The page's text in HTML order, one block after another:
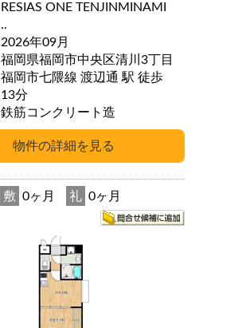
RESIAS ONE TENJINMINAMI
..
2026年09月
福岡県福岡市中央区清川3丁目
福岡市七隈線 渡辺通 駅 徒歩
13分
鉄筋コンクリート造
敷 0ヶ月 礼 0ヶ月